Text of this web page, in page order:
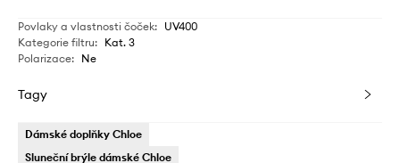
Povlaky a vlastnosti čoček: UV400
Kategorie filtru: Kat. 3
Polarizace: Ne
Tagy
Dámské doplňky Chloe
Sluneční brýle dámské Chloe